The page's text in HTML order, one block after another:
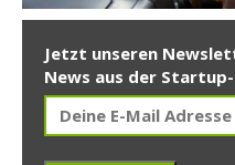
Jetzt unseren
News aus der